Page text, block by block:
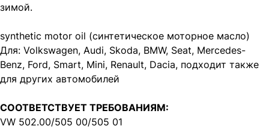
зимой.
synthetic motor oil (синтетическое моторное масло)
Для: Volkswagen, Audi, Skoda, BMW, Seat, Mercedes-
Benz, Ford, Smart, Mini, Renault, Dacia, подходит также
для других автомобилей
СООТВЕТСТВУЕТ ТРЕБОВАНИЯМ:
VW 502.00/505 00/505 01